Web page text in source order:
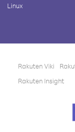
Linux
Rakuten Viki
Rakuten Insight